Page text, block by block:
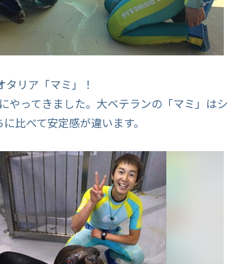
リア「マミ」！
やってきました。大ベテランの「マミ」は
比べて安定感が違います。